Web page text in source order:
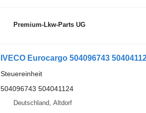
Premium-Lkw-Parts UG
IVECO Eurocargo 504096743
Steuereinheit
504096743 504041124
Deutschland, Altdorf